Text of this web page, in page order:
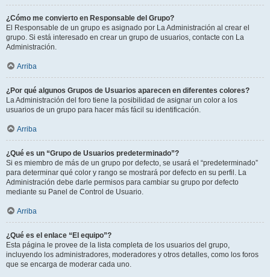
¿Cómo me convierto en Responsable del Grupo?
El Responsable de un grupo es asignado por La Administración al crear el
grupo. Si está interesado en crear un grupo de usuarios, contacte con La
Administración.
Arriba
¿Por qué algunos Grupos de Usuarios aparecen en diferentes colores?
La Administración del foro tiene la posibilidad de asignar un color a los
usuarios de un grupo para hacer más fácil su identificación.
Arriba
¿Qué es un “Grupo de Usuarios predeterminado”?
Si es miembro de más de un grupo por defecto, se usará el “predeterminado”
para determinar qué color y rango se mostrará por defecto en su perfil. La
Administración debe darle permisos para cambiar su grupo por defecto
mediante su Panel de Control de Usuario.
Arriba
¿Qué es el enlace “El equipo”?
Esta página le provee de la lista completa de los usuarios del grupo,
incluyendo los administradores, moderadores y otros detalles, como los foros
que se encarga de moderar cada uno.